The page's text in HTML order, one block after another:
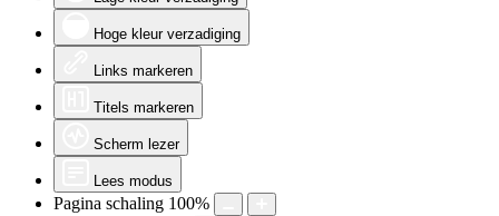
Hoge kleur verzadiging
Links markeren
Titels markeren
Scherm lezer
Lees modus
Pagina schaling 100%